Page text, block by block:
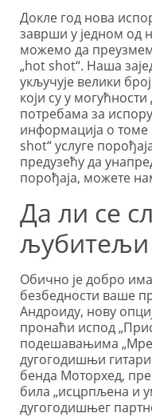
Докле год нова
заврши у једном од
можемо да
„hot shot“. Наша
укључује велики
који су у
потребама за
информација о
shot“ услуге
предузећу да
порођаја, можете
Да ли се
љубитељи
Обично је добро
безбедности ваше
Андроиду, нову
пронаћи испод
подешавањима
дугогодишњи
бенда Моторхед,
била „исцрпљена и
дугогодишњег